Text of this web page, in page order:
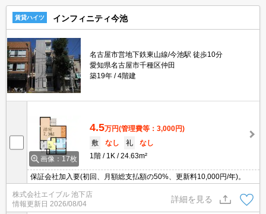
賃貸ハイツ インフィニティ今池
名古屋市営地下鉄東山線/今池駅 徒歩10分
愛知県名古屋市千種区仲田
築19年
4階建
画像：17枚
4.5万円(管理費等：3,000円)
敷
なし 礼
なし
1階
1K 24.63m²
保証会社加入要(初回、月額総支払額の50%、更新料10,000円/年)。
株式会社エイブル 池下店
情報更新日 2026/08/04
詳細を見る